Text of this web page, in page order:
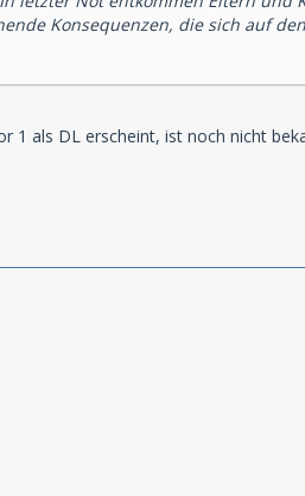
Konsequenzen, die sich auf
1 als DL erscheint, ist noch nicht